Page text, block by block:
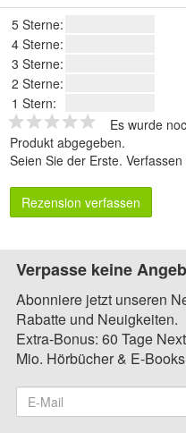
5 Sterne:
4 Sterne:
3 Sterne:
2 Sterne:
1 Stern:
Es wurde
Produkt abgegeben.
Seien Sie der Erste.
Rezension verfassen
Verpasse keine
Abonniere jetzt unseren
Rabatte und Neuigkeiten.
Extra-Bonus: 60 Tage
Mio. Hörbücher & E-